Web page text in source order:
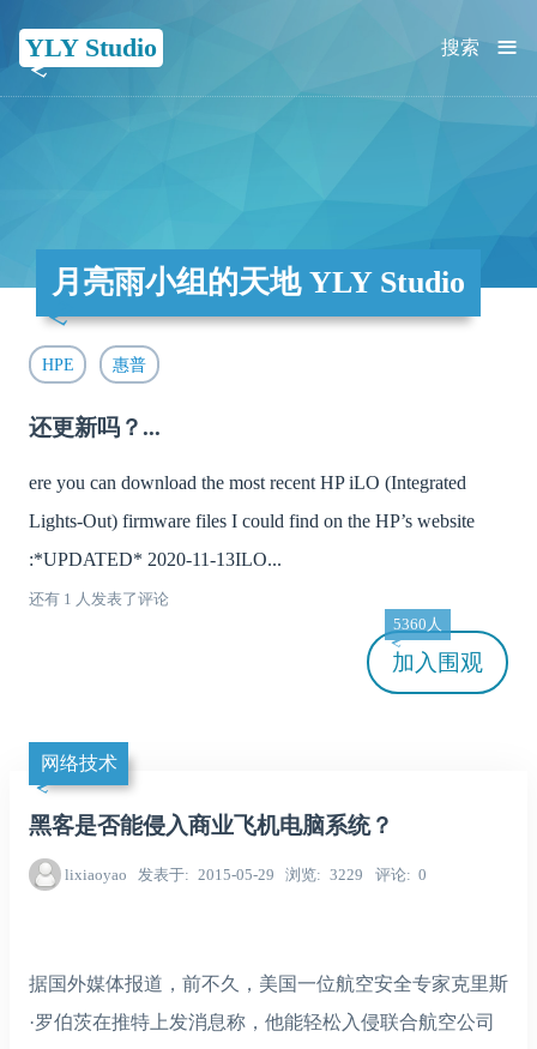
YLY Studio ≡
搜索
月亮雨小组的天地 YLY Studio
HPE 惠普
还更新吗？...
ere you can download the most recent HP iLO (Integrated
Lights-Out) firmware files I could find on the HP’s website
:*UPDATED* 2020-11-13ILO...
还有 1 人发表了评论
加入
5360人
围观
网络技术
黑客是否能侵入商业飞机电脑系统？
lixiaoyao 发表于 2015-05-29 浏览 3229 评论 0
据国外媒体报道，前不久，美国一位航空安全专家克里斯
·罗伯茨在推特上发消息称，他能轻松入侵联合航空公司